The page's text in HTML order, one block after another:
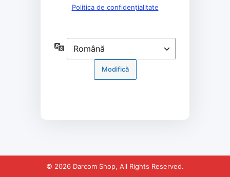
Politica de confidențialitate
Limbă
© 2026 Darcom Shop, All Rights Reserved.